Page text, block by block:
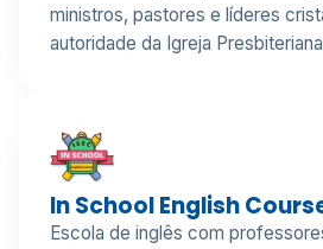
ministros, pastores e líderes
autoridade da Igreja
In School English
Escola de inglês com